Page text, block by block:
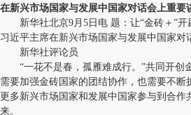
在新兴市场国家与发展中国家对话会上重要
新华社北京9月5日电 题：让“金砖＋”
习近平主席在新兴市场国家与发展中国家对
新华社评论员
“一花不是春，孤雁难成行。”共同开创金
需要加强金砖国家的团结协作，也需要不断
更多新兴市场国家和发展中国家参与到合作
来。